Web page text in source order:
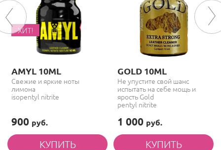
ХИТ!
AMYL 10ML
Свежие и яркие ноты
лимона
isopentyl nitrite
900 руб.
GOLD 10ML
Не упустите свой шанс
испытать на себе мощь и
ярость Gold
pentyl nitrite
1 000 руб.